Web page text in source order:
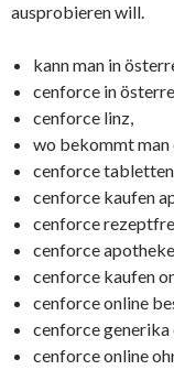
ausprobieren will.
kann man in
cenforce in
cenforce linz,
wo bekommt
cenforce
cenforce kaufen
cenforce
cenforce
cenforce kaufen
cenforce online
cenforce generika
cenforce online